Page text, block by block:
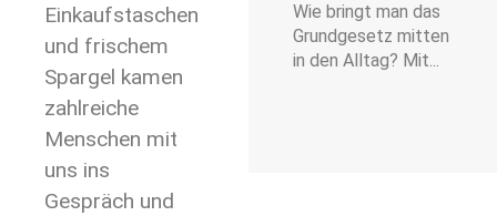
Einkaufstaschen
und frischem
Spargel kamen
zahlreiche
Menschen mit
uns ins
Gespräch und
Wie bringt man das
Grundgesetz mitten
in den Alltag? Mit...